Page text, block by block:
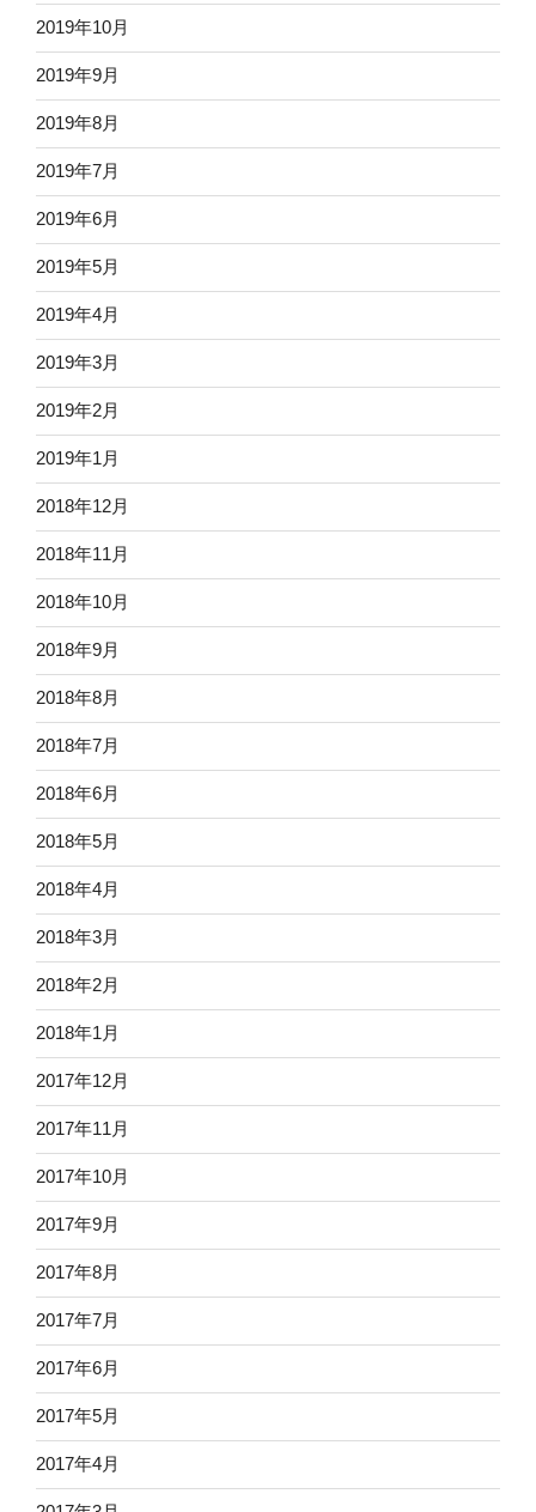
2019年10月
2019年9月
2019年8月
2019年7月
2019年6月
2019年5月
2019年4月
2019年3月
2019年2月
2019年1月
2018年12月
2018年11月
2018年10月
2018年9月
2018年8月
2018年7月
2018年6月
2018年5月
2018年4月
2018年3月
2018年2月
2018年1月
2017年12月
2017年11月
2017年10月
2017年9月
2017年8月
2017年7月
2017年6月
2017年5月
2017年4月